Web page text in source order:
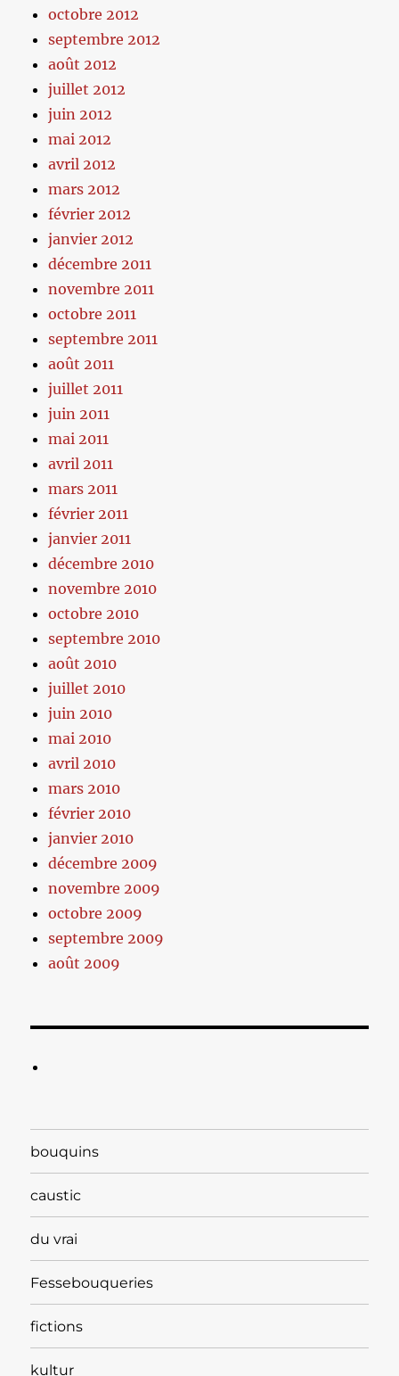
octobre 2012
septembre 2012
août 2012
juillet 2012
juin 2012
mai 2012
avril 2012
mars 2012
février 2012
janvier 2012
décembre 2011
novembre 2011
octobre 2011
septembre 2011
août 2011
juillet 2011
juin 2011
mai 2011
avril 2011
mars 2011
février 2011
janvier 2011
décembre 2010
novembre 2010
octobre 2010
septembre 2010
août 2010
juillet 2010
juin 2010
mai 2010
avril 2010
mars 2010
février 2010
janvier 2010
décembre 2009
novembre 2009
octobre 2009
septembre 2009
août 2009
bouquins
caustic
du vrai
Fessebouqueries
fictions
kultur